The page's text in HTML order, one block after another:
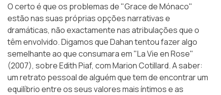
O certo é que os problemas de "Grace de Mónaco"
estão nas suas próprias opções narrativas e
dramáticas, não exactamente nas atribulações que o
têm envolvido. Digamos que Dahan tentou fazer algo
semelhante ao que consumara em "La Vie en Rose"
(2007), sobre Edith Piaf, com Marion Cotillard. A saber:
um retrato pessoal de alguém que tem de encontrar um
equilíbrio entre os seus valores mais íntimos e as